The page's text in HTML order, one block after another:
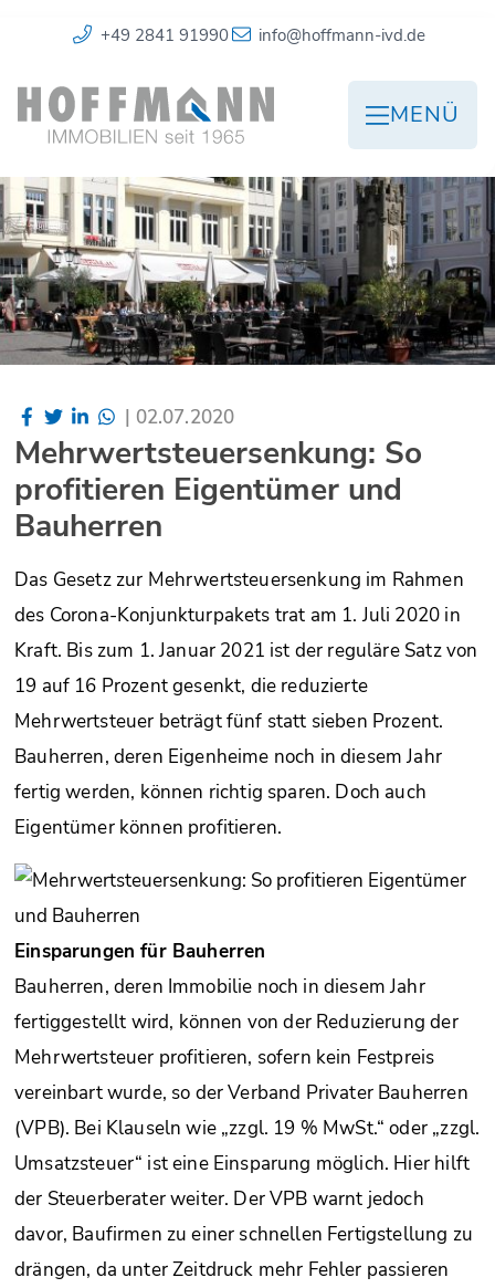
+49 2841 91990 info@hoffmann-ivd.de
MENÜ
| 02.07.2020
Mehrwertsteuersenkung: So
profitieren Eigentümer und
Bauherren
Das Gesetz zur Mehrwertsteuersenkung im Rahmen
des Corona-Konjunkturpakets trat am 1. Juli 2020 in
Kraft. Bis zum 1. Januar 2021 ist der reguläre Satz von
19 auf 16 Prozent gesenkt, die reduzierte
Mehrwertsteuer beträgt fünf statt sieben Prozent.
Bauherren, deren Eigenheime noch in diesem Jahr
fertig werden, können richtig sparen. Doch auch
Eigentümer können profitieren.
Einsparungen für Bauherren
Bauherren, deren Immobilie noch in diesem Jahr
fertiggestellt wird, können von der Reduzierung der
Mehrwertsteuer profitieren, sofern kein Festpreis
vereinbart wurde, so der Verband Privater Bauherren
(VPB). Bei Klauseln wie „zzgl. 19 % MwSt.“ oder „zzgl.
Umsatzsteuer“ ist eine Einsparung möglich. Hier hilft
der Steuerberater weiter. Der VPB warnt jedoch
davor, Baufirmen zu einer schnellen Fertigstellung zu
drängen, da unter Zeitdruck mehr Fehler passieren